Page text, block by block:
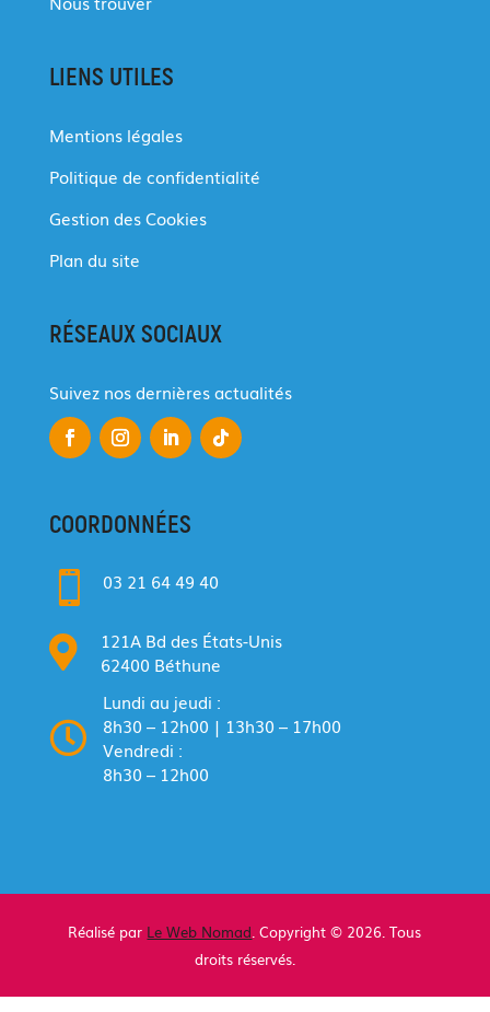
LIENS UTILES
Mentions légales
Politique de confidentialité
Gestion des Cookies
Plan du site
RÉSEAUX SOCIAUX
Suivez nos dernières actualités
COORDONNÉES
 03 21 64 49 40

121A Bd des États-Unis
62400 Béthune

Lundi au jeudi :
8h30 – 12h00 | 13h30 – 17h00
Vendredi :
8h30 – 12h00
Réalisé par Le Web Nomad . Copyright © 2026. Tous
droits réservés.